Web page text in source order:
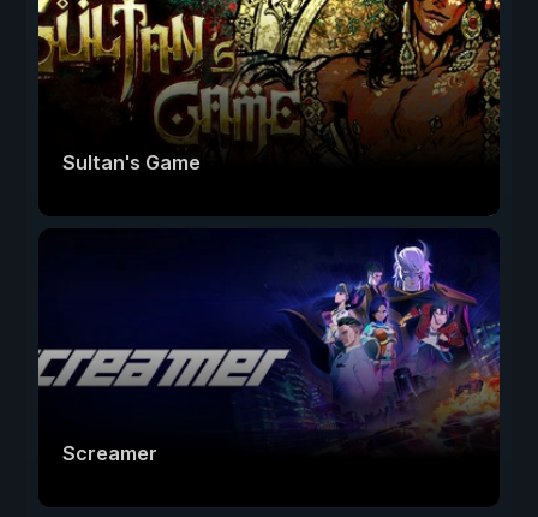
Sultan's Game
Screamer